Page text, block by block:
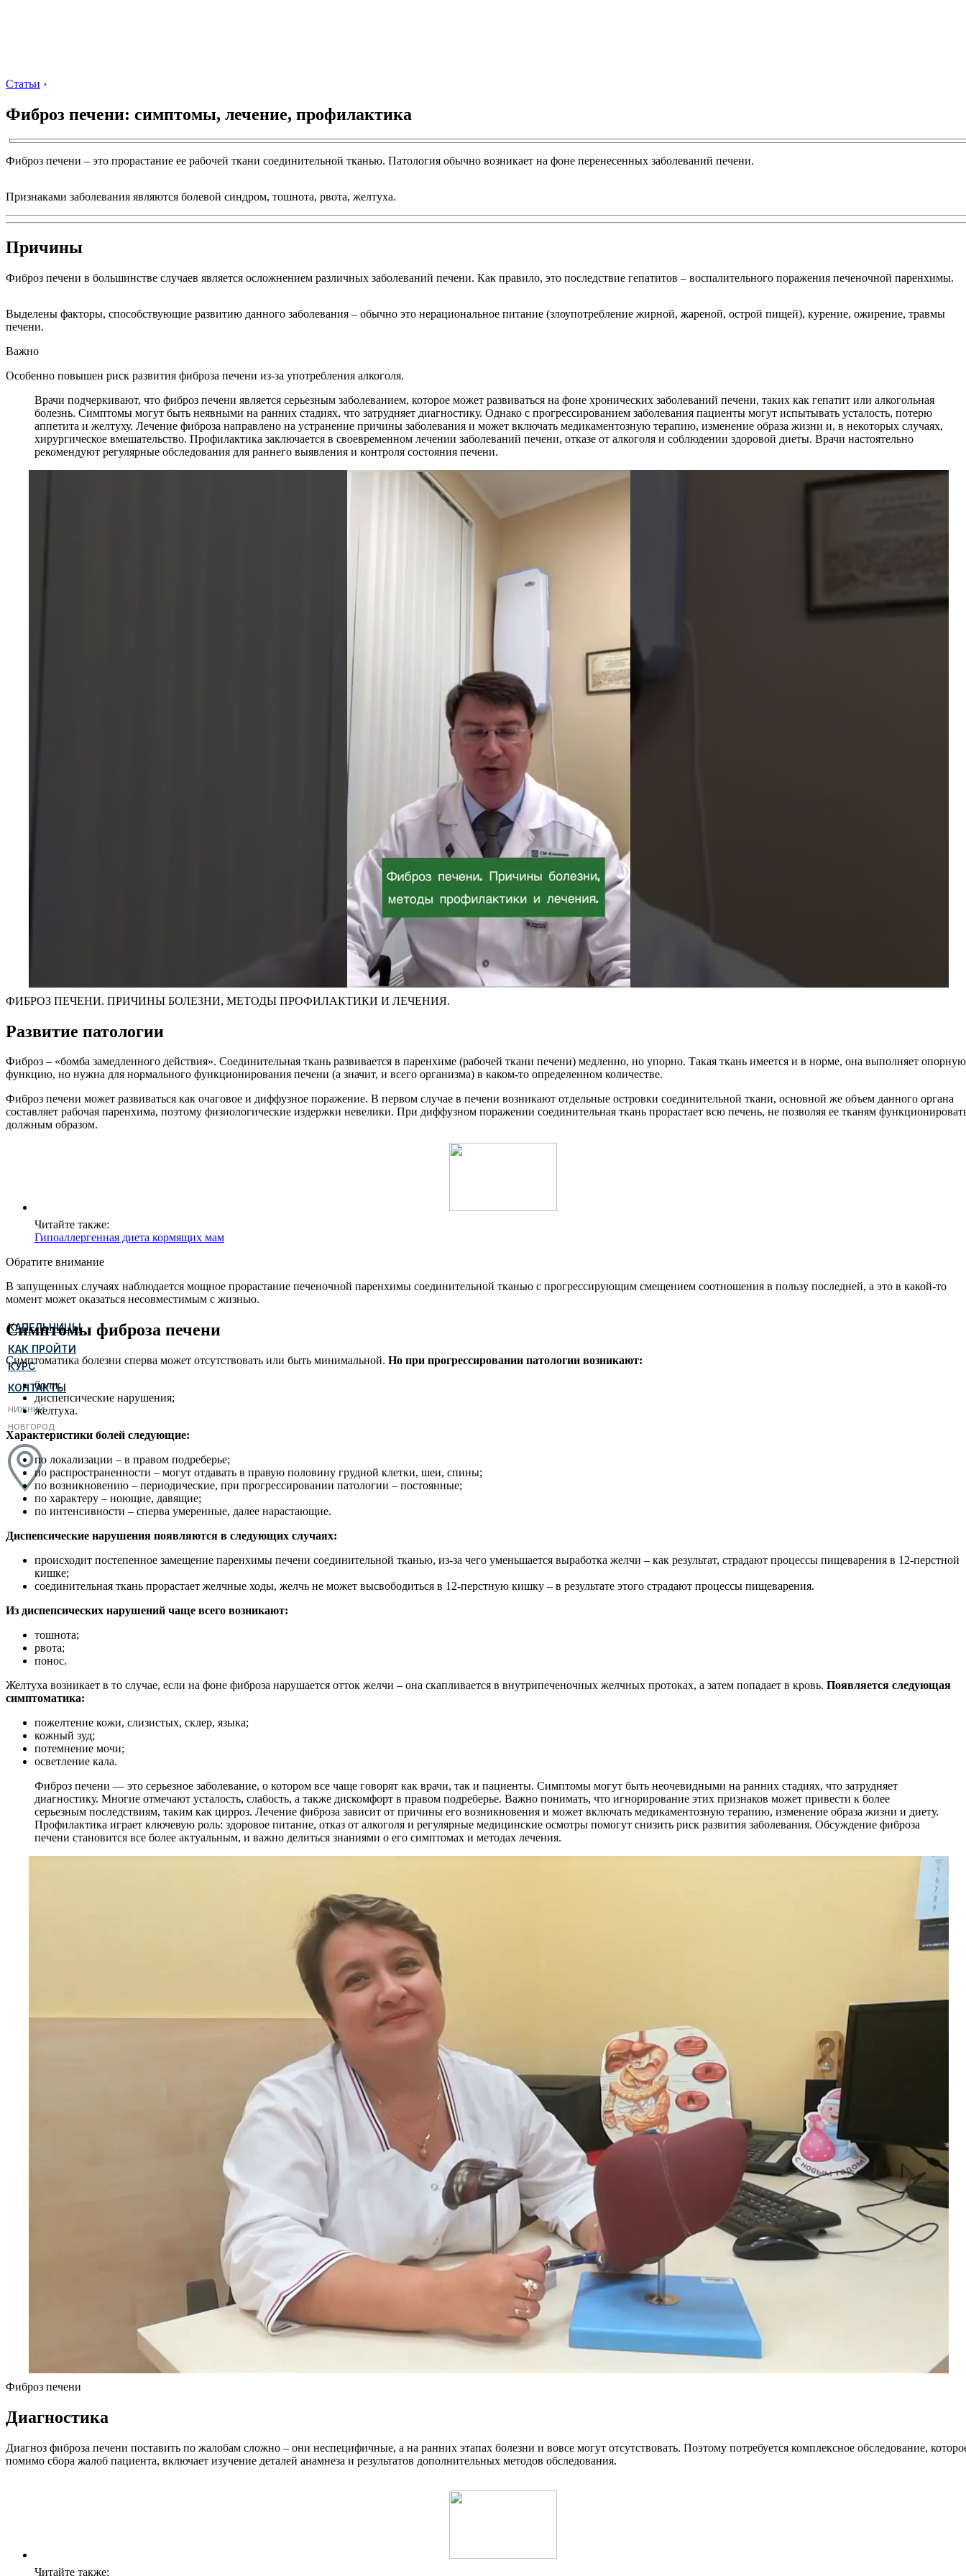
КАПЕЛЬНИЦЫ
КАК ПРОЙТИ
КУРС
КОНТАКТЫ
НИЖНИЙ
НОВГОРОД
Статьи ›
Фиброз печени: симптомы, лечение, профилактика
Фиброз печени – это прорастание ее рабочей ткани соединительной тканью. Патология обычно возникает на фоне перенесенных заболеваний печени.
Признаками заболевания являются болевой синдром, тошнота, рвота, желтуха.
Причины
Фиброз печени в большинстве случаев является осложнением различных заболеваний печени. Как правило, это последствие гепатитов – воспалительного поражения печеночной паренхимы.
Выделены факторы, способствующие развитию данного заболевания – обычно это нерациональное питание (злоупотребление жирной, жареной, острой пищей), курение, ожирение, травмы
печени.
Важно
Особенно повышен риск развития фиброза печени из-за употребления алкоголя.
Врачи подчеркивают, что фиброз печени является серьезным заболеванием, которое может развиваться на фоне хронических заболеваний печени, таких как гепатит или алкогольная
болезнь. Симптомы могут быть неявными на ранних стадиях, что затрудняет диагностику. Однако с прогрессированием заболевания пациенты могут испытывать усталость, потерю
аппетита и желтуху. Лечение фиброза направлено на устранение причины заболевания и может включать медикаментозную терапию, изменение образа жизни и, в некоторых случаях,
хирургическое вмешательство. Профилактика заключается в своевременном лечении заболеваний печени, отказе от алкоголя и соблюдении здоровой диеты. Врачи настоятельно
рекомендуют регулярные обследования для раннего выявления и контроля состояния печени.
ФИБРОЗ ПЕЧЕНИ. ПРИЧИНЫ БОЛЕЗНИ, МЕТОДЫ ПРОФИЛАКТИКИ И ЛЕЧЕНИЯ.
Развитие патологии
Фиброз – «бомба замедленного действия». Соединительная ткань развивается в паренхиме (рабочей ткани печени) медленно, но упорно. Такая ткань имеется и в норме, она выполняет опорную
функцию, но нужна для нормального функционирования печени (а значит, и всего организма) в каком-то определенном количестве.
Фиброз печени может развиваться как очаговое и диффузное поражение. В первом случае в печени возникают отдельные островки соединительной ткани, основной же объем данного органа
составляет рабочая паренхима, поэтому физиологические издержки невелики. При диффузном поражении соединительная ткань прорастает всю печень, не позволяя ее тканям
должным образом.
Читайте также:
Гипоаллергенная диета кормящих мам
Обратите внимание
В запущенных случаях наблюдается мощное прорастание печеночной паренхимы соединительной тканью с прогрессирующим смещением соотношения в пользу последней, а это в какой-то
момент может оказаться несовместимым с жизнью.
Симптомы фиброза печени
Симптоматика болезни сперва может отсутствовать или быть минимальной. Но при прогрессировании патологии возникают:
боли;
диспепсические нарушения;
желтуха.
Характеристики болей следующие:
по локализации – в правом подреберье;
по распространенности – могут отдавать в правую половину грудной клетки, шеи, спины;
по возникновению – периодические, при прогрессировании патологии – постоянные;
по характеру – ноющие, давящие;
по интенсивности – сперва умеренные, далее нарастающие.
Диспепсические нарушения появляются в следующих случаях:
происходит постепенное замещение паренхимы печени соединительной тканью, из-за чего уменьшается выработка желчи – как результат, страдают процессы пищеварения в 12-перстной
кишке;
соединительная ткань прорастает желчные ходы, желчь не может высвободиться в 12-перстную кишку – в результате этого страдают процессы пищеварения.
Из диспепсических нарушений чаще всего возникают:
тошнота;
рвота;
понос.
Желтуха возникает в то случае, если на фоне фиброза нарушается отток желчи – она скапливается в внутрипеченочных желчных протоках, а затем попадает в кровь. Появляется следующая
симптоматика:
пожелтение кожи, слизистых, склер, языка;
кожный зуд;
потемнение мочи;
осветление кала.
Фиброз печени — это серьезное заболевание, о котором все чаще говорят как врачи, так и пациенты. Симптомы могут быть неочевидными на ранних стадиях, что затрудняет
диагностику. Многие отмечают усталость, слабость, а также дискомфорт в правом подреберье. Важно понимать, что игнорирование этих признаков может привести к более
серьезным последствиям, таким как цирроз. Лечение фиброза зависит от причины его возникновения и может включать медикаментозную терапию, изменение образа жизни и диету.
Профилактика играет ключевую роль: здоровое питание, отказ от алкоголя и регулярные медицинские осмотры помогут снизить риск развития заболевания. Обсуждение фиброза
печени становится все более актуальным, и важно делиться знаниями о его симптомах и методах лечения.
Фиброз печени
Диагностика
Диагноз фиброза печени поставить по жалобам сложно – они неспецифичные, а на ранних этапах болезни и вовсе могут отсутствовать. Поэтому потребуется комплексное обследование,
помимо сбора жалоб пациента, включает изучение деталей анамнеза и результатов дополнительных методов обследования.
Читайте также: